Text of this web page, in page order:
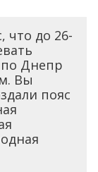
что до 26-
Днепр
Вы
пояс